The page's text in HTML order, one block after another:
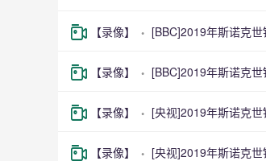
【录像】 [BBC]2019年斯诺克
【录像】 [BBC]2019年斯诺克
【录像】 [央视]2019年斯诺克
【录像】 [央视]2019年斯诺克